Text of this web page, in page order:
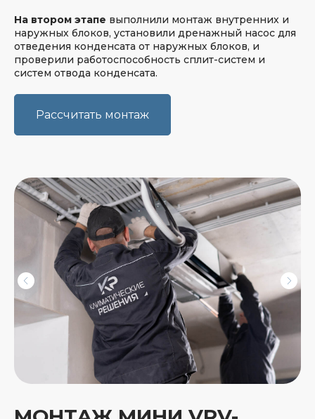
На втором этапе выполнили монтаж внутренних и
наружных блоков, установили дренажный насос для
отведения конденсата от наружных блоков, и
проверили работоспособность сплит-систем и
систем отвода конденсата.
Рассчитать монтаж
Куда прислать расчет монтажа?
Ваше имя
Номер телефона
Ознакомлен/а сполитикой
данныхи даю согласие на их
Сфотографируйте места для
внутреннего и внешнего блоков,
а также все помещение целиком